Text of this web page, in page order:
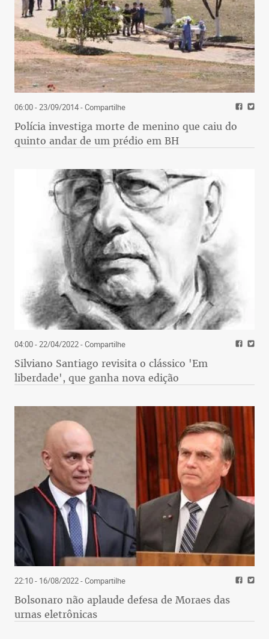
06:00 - 23/09/2014- Compartilhe
Polícia investiga morte de menino que caiu do
quinto andar de um prédio em BH
04:00 - 22/04/2022- Compartilhe
Silviano Santiago revisita o clássico 'Em
liberdade', que ganha nova edição
22:10 - 16/08/2022- Compartilhe
Bolsonaro não aplaude defesa de Moraes das
urnas eletrônicas